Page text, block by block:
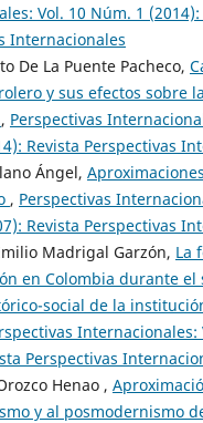
Vol. 10 Núm. 1 (2014):
Internacionales
De La Puente Pacheco,
y sus efectos sobre
, Perspectivas
Revista Perspectivas
Ángel,
, Perspectivas
Revista Perspectivas
Madrigal Garzón, La
en Colombia durante el
social de la
Internacionales:
Perspectivas
Henao ,
y al posmodernismo